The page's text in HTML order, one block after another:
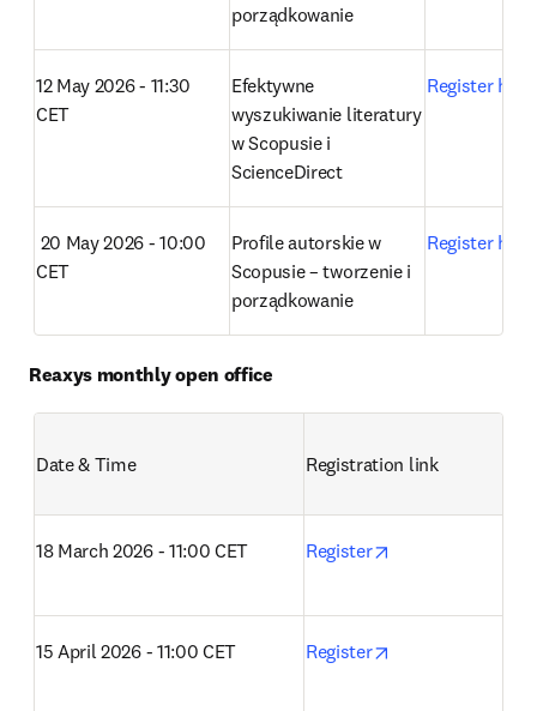
porządkowanie
12 May 2026 - 11:30
CET
Efektywne
wyszukiwanie literatury
w Scopusie i
ScienceDirect
Register here
CET
Profile autorskie w
Scopusie – tworzenie i
porządkowanie
Register here
Reaxys monthly open office
Date & Time Registration link
18 March 2026 - 11:00 CET Register
15 April 2026 - 11:00 CET Register